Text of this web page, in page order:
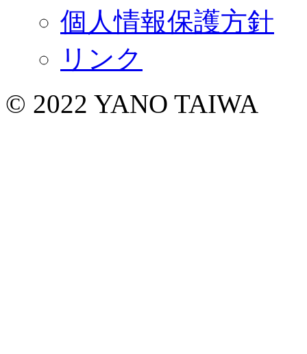
個人情報保護方針
リンク
© 2022 YANO TAIWA